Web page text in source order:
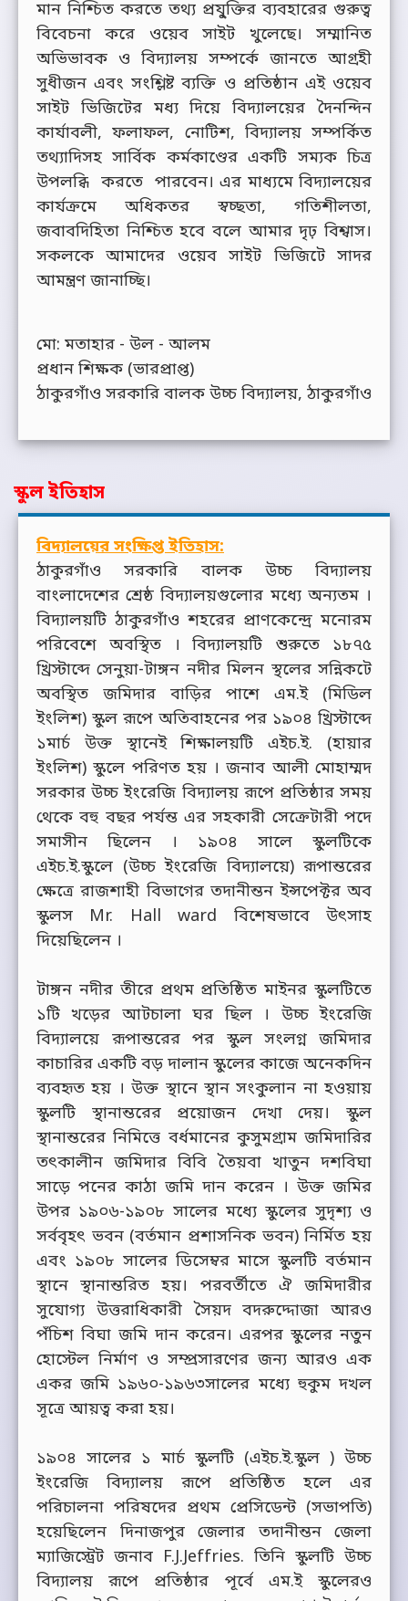
মান নিশ্চিত করতে তথ্য প্রযু্ক্তির ব্যবহারের গুরুত্ব
বিবেচনা করে ওয়েব সাইট খুলেছে। সম্মানিত
অভিভাবক ও বিদ্যালয় সম্পর্কে জানতে আগ্রহী
সুধীজন এবং সংশ্লিষ্ট ব্যক্তি ও প্রতিষ্ঠান এই ওয়েব
সাইট ভিজিটের মধ্য দিয়ে বিদ্যালয়ের দৈনন্দিন
কার্যাবলী, ফলাফল, নোটিশ, বিদ্যালয় সম্পর্কিত
তথ্যাদিসহ সার্বিক কর্মকাণ্ডের একটি সম্যক চিত্র
উপলব্ধি করতে পারবেন। এর মাধ্যমে বিদ্যালয়ের
কার্যক্রমে অধিকতর স্বচ্ছতা, গতিশীলতা,
জবাবদিহিতা নিশ্চিত হবে বলে আমার দৃঢ় বিশ্বাস।
সকলকে আমাদের ওয়েব সাইট ভিজিটে সাদর
আমন্ত্রণ জানাচ্ছি।
মো: মতাহার - উল - আলম
প্রধান শিক্ষক (ভারপ্রাপ্ত)
ঠাকুরগাঁও সরকারি বালক উচ্চ বিদ্যালয়, ঠাকুরগাঁও
স্কুল ইতিহাস
বিদ্যালয়ের সংক্ষিপ্ত ইতিহাস:
ঠাকুরগাঁও সরকারি বালক উচ্চ বিদ্যালয়
বাংলাদেশের শ্রেষ্ঠ বিদ্যালয়গুলোর মধ্যে অন্যতম ।
বিদ্যালয়টি ঠাকুরগাঁও শহরের প্রাণকেন্দ্রে মনোরম
পরিবেশে অবস্থিত । বিদ্যালয়টি শুরুতে ১৮৭৫
খ্রিস্টাব্দে সেনুয়া-টাঙ্গন নদীর মিলন স্থলের সন্নিকটে
অবস্থিত জমিদার বাড়ির পাশে এম.ই (মিডিল
ইংলিশ) স্কুল রূপে অতিবাহনের পর ১৯০৪ খ্রিস্টাব্দে
১মার্চ উক্ত স্থানেই শিক্ষালয়টি এইচ.ই. (হায়ার
ইংলিশ) স্কুলে পরিণত হয় । জনাব আলী মোহাম্মদ
সরকার উচ্চ ইংরেজি বিদ্যালয় রূপে প্রতিষ্ঠার সময়
থেকে বহু বছর পর্যন্ত এর সহকারী সেক্রেটারী পদে
সমাসীন ছিলেন । ১৯০৪ সালে স্কুলটিকে
এইচ.ই.স্কুলে (উচ্চ ইংরেজি বিদ্যালয়ে) রূপান্তরের
ক্ষেত্রে রাজশাহী বিভাগের তদানীন্তন ইন্সপেক্টর অব
স্কুলস Mr. Hall ward বিশেষভাবে উৎসাহ
দিয়েছিলেন ।
টাঙ্গন নদীর তীরে প্রথম প্রতিষ্ঠিত মাইনর স্কুলটিতে
১টি খড়ের আটচালা ঘর ছিল । উচ্চ ইংরেজি
বিদ্যালয়ে রূপান্তরের পর স্কুল সংলগ্ন জমিদার
কাচারির একটি বড় দালান স্কুলের কাজে অনেকদিন
ব্যবহৃত হয় । উক্ত স্থানে স্থান সংকুলান না হওয়ায়
স্কুলটি স্থানান্তরের প্রয়োজন দেখা দেয়। স্কুল
স্থানান্তরের নিমিত্তে বর্ধমানের কুসুমগ্রাম জমিদারির
তৎকালীন জমিদার বিবি তৈয়বা খাতুন দশবিঘা
সাড়ে পনের কাঠা জমি দান করেন । উক্ত জমির
উপর ১৯০৬-১৯০৮ সালের মধ্যে স্কুলের সুদৃশ্য ও
সর্ববৃহৎ ভবন (বর্তমান প্রশাসনিক ভবন) নির্মিত হয়
এবং ১৯০৮ সালের ডিসেম্বর মাসে স্কুলটি বর্তমান
স্থানে স্থানান্তরিত হয়। পরবর্তীতে ঐ জমিদারীর
সুযোগ্য উত্তরাধিকারী সৈয়দ বদরুদ্দোজা আরও
পঁচিশ বিঘা জমি দান করেন। এরপর স্কুলের নতুন
হোস্টেল নির্মাণ ও সম্প্রসারণের জন্য আরও এক
একর জমি ১৯৬০-১৯৬৩সালের মধ্যে হুকুম দখল
সূত্রে আয়ত্ব করা হয়।
১৯০৪ সালের ১ মার্চ স্কুলটি (এইচ.ই.স্কুল ) উচ্চ
ইংরেজি বিদ্যালয় রূপে প্রতিষ্ঠিত হলে এর
পরিচালনা পরিষদের প্রথম প্রেসিডেন্ট (সভাপতি)
হয়েছিলেন দিনাজপুর জেলার তদানীন্তন জেলা
ম্যাজিস্ট্রেট জনাব F.J.Jeffries. তিনি স্কুলটি উচ্চ
বিদ্যালয় রূপে প্রতিষ্ঠার পূর্বে এম.ই স্কুলেরও